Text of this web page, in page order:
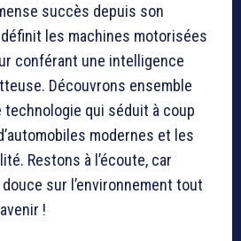
succès depuis son
les machines motorisées
conférant une intelligence
Découvrons ensemble
qui séduit à coup
modernes et les
Restons à l’écoute, car
sur l’environnement tout
!